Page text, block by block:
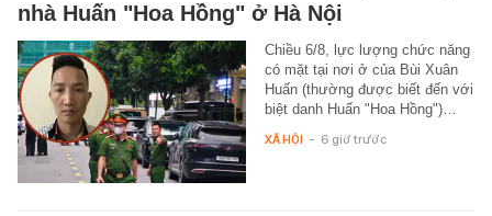
nhà Huấn "Hoa Hồng" ở Hà Nội
Chiều 6/8, lực lượng chức năng
có mặt tại nơi ở của Bùi Xuân
Huấn (thường được biết đến với
biệt danh Huấn "Hoa Hồng")…
XÃ HỘI - 6 giờ trước